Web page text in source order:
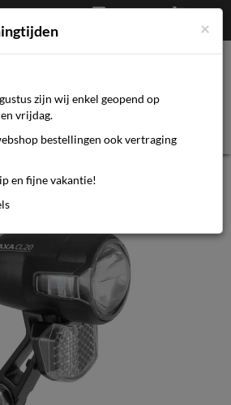
€0,00
Afrekenen
Mijn account
switch
20 l
×
zijn wij enkel geopend op
vrijdag.
bestellingen ook vertraging
en fijne vakantie!